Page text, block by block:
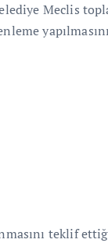
Meclis
teklif